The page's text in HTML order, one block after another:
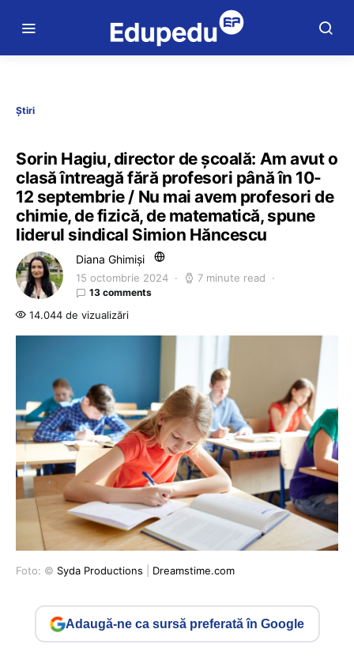
Știri
Sorin Hagiu, director de școală: Am avut o
clasă întreagă fără profesori până în 10-
12 septembrie / Nu mai avem profesori de
chimie, de fizică, de matematică, spune
liderul sindical Simion Hăncescu
Diana Ghimiși
15 octombrie 2024 7 minute read
13 comments
14.044 de vizualizări
Foto: © Syda Productions Dreamstime.com
Adaugă-ne ca sursă preferată în Google